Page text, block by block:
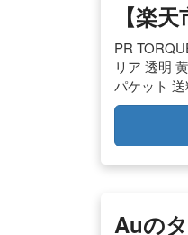
【楽
PR
リア 透明
パケット
Auの